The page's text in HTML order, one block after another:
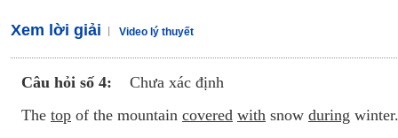
Xem lời giải Video lý thuyết
Câu hỏi số 4:
Chưa xác định
The top of the mountain covered with snow during winter.